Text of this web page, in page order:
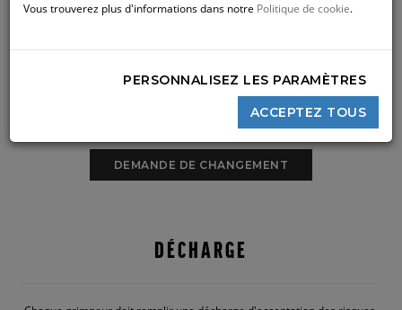
Si vous avez besoin de mettre à jour vos coordonnées, votre
document ci-dessous.
DEMANDE DE CHANGEMENT
DÉCHARGE
Vous trouverez plus d'informations dans notre Politique de cookie.
PERSONNALISEZ LES PARAMÈTRES
ACCEPTEZ TOUS